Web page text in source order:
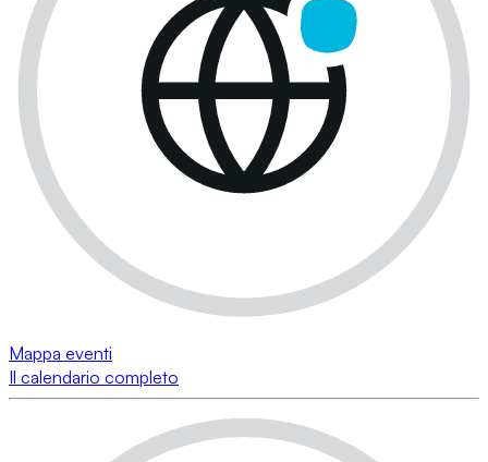
Mappa eventi
Il calendario completo